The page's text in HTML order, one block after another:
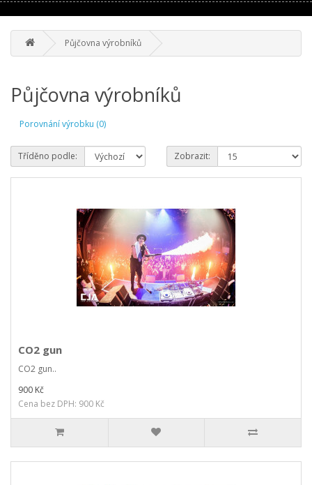
Půjčovna výrobníků
Půjčovna výrobníků
Porovnání výrobku (0)
Tříděno podle: Zobrazit:
CO2 gun
CO2 gun..
900 Kč
Cena bez DPH: 900 Kč